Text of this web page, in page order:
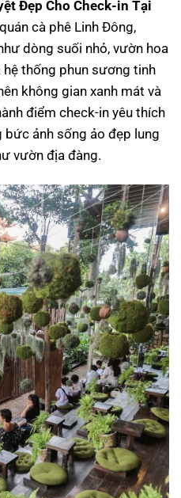
Đẹp Cho Check-in Tại
cà phê Linh Đông,
dòng suối nhỏ, vườn hoa
thống phun sương tinh
không gian xanh mát và
điểm check-in yêu thích
ảnh sống ảo đẹp lung
vườn địa đàng.